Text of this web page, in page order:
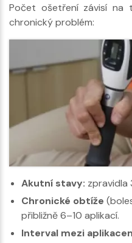
Počet ošetření závisí na
chronický problém:
Akutní stavy: zpravidla
Chronické obtíže
přibližně 6–10 aplikací.
Interval mezi